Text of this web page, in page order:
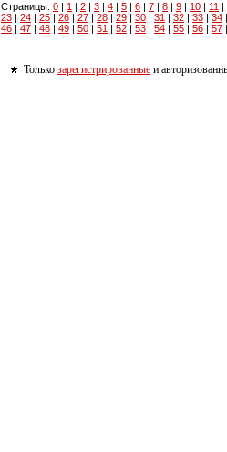
Страницы: 0 | 1 | 2 | 3 | 4 | 5 | 6 | 7 | 8 | 9 | 10 | 11 |
23 | 24 | 25 | 26 | 27 | 28 | 29 | 30 | 31 | 32 | 33 | 34
46 | 47 | 48 | 49 | 50 | 51 | 52 | 53 | 54 | 55 | 56 | 57
Только зарегистрированные и